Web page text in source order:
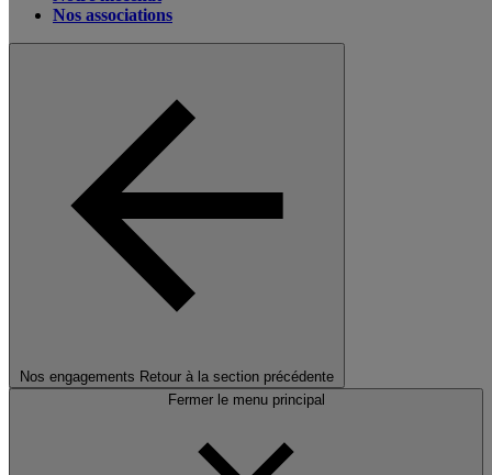
Nos associations
Nos engagements Retour à la section précédente
Fermer le menu principal